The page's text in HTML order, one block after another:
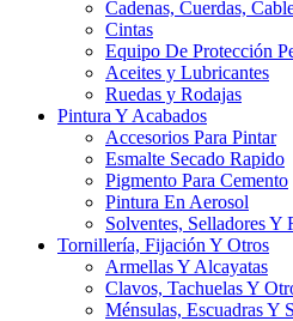
Cadenas, Cuerdas,
Cintas
Equipo De Protección
Aceites y Lubricantes
Ruedas y Rodajas
Pintura Y Acabados
Accesorios Para Pintar
Esmalte Secado Rapido
Pigmento Para Cemento
Pintura En Aerosol
Solventes, Selladores Y
Tornillería, Fijación Y Otros
Armellas Y Alcayatas
Clavos, Tachuelas Y
Ménsulas, Escuadras Y